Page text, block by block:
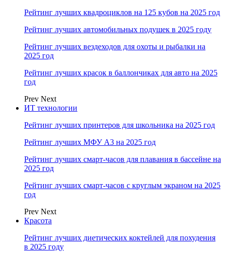
Рейтинг лучших квадроциклов на 125 кубов на 2025 год
Рейтинг лучших автомобильных подушек в 2025 году
Рейтинг лучших вездеходов для охоты и рыбалки на
2025 год
Рейтинг лучших красок в баллончиках для авто на 2025
год
Prev Next
ИТ технологии
Рейтинг лучших принтеров для школьника на 2025 год
Рейтинг лучших МФУ А3 на 2025 год
Рейтинг лучших смарт-часов для плавания в бассейне на
2025 год
Рейтинг лучших смарт-часов с круглым экраном на 2025
год
Prev Next
Красота
Рейтинг лучших диетических коктейлей для похудения
в 2025 году